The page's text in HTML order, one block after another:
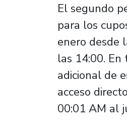
El segundo
para los
enero desde
las 14:00.
adicional de
acceso
00:01 AM al